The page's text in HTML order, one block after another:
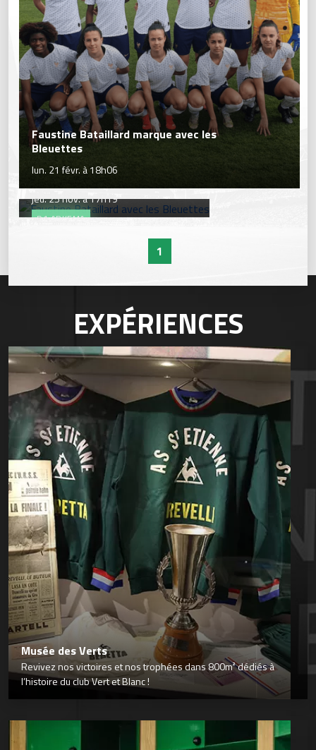
Faustine Bataillard marque avec les
Bleuettes
lun. 21 févr. à 18h06
D1 ARKEMA
Faustine Bataillard avec les Bleuettes
jeu. 25 nov. à 17h19
1
EXPÉRIENCES
Musée des Verts
Revivez nos victoires et nos trophées dans 800m² dédiés à
l’histoire du club Vert et Blanc !